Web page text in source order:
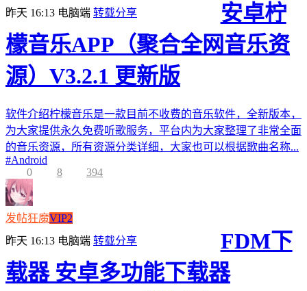
昨天 16:13 电脑端 转载分享
安卓柠
檬音乐APP（聚合全网音乐资
源）V3.2.1 更新版
软件介绍柠檬音乐是一款目前不收费的音乐软件，全新版本，
为大家提供永久免费听歌服务，平台内为大家整理了非常全面
的音乐资源，所有资源分类详细，大家也可以根据歌曲名称...
#Android
0
8 394
发帖狂魔VIP2
昨天 16:13 电脑端 转载分享
FDM下
载器 安卓多功能下载器